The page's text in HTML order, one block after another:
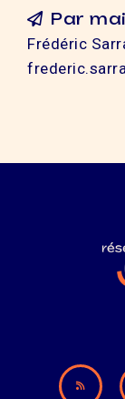
Par
Frédéric